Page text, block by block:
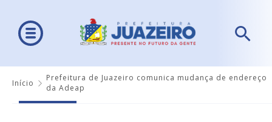
Início
Prefeitura de Juazeiro comunica mudança de endereço
da Adeap